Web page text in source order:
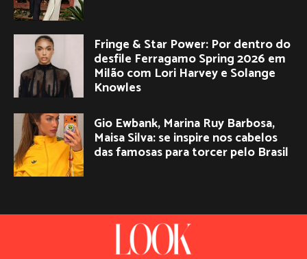
Fringe & Star Power: Por dentro do
desfile Ferragamo Spring 2026 em
Milão com Lori Harvey e Solange
Knowles
Gio Ewbank, Marina Ruy Barbosa,
Maisa Silva: se inspire nos cabelos
das famosas para torcer pelo Brasil